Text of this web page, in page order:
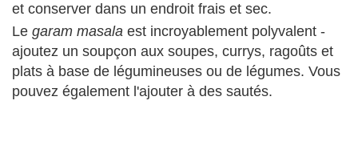
et conserver dans un endroit frais et sec.
Le garam masala est incroyablement polyvalent -
ajoutez un soupçon aux soupes, currys, ragoûts et
plats à base de légumineuses ou de légumes. Vous
pouvez également l'ajouter à des sautés.